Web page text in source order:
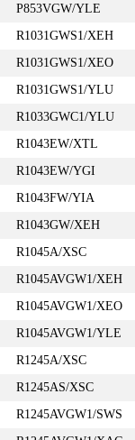
P853VGW/YLE
R1031GWS1/XEH
R1031GWS1/XEO
R1031GWS1/YLU
R1033GWC1/YLU
R1043EW/XTL
R1043EW/YGI
R1043FW/YIA
R1043GW/XEH
R1045A/XSC
R1045AVGW1/XEH
R1045AVGW1/XEO
R1045AVGW1/YLE
R1245A/XSC
R1245AS/XSC
R1245AVGW1/SWS